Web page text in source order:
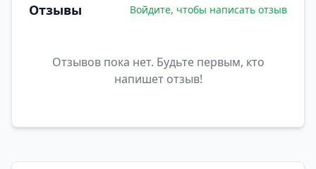
Отзывы Войдите, чтобы написать отзыв
Отзывов пока нет. Будьте первым, кто
напишет отзыв!